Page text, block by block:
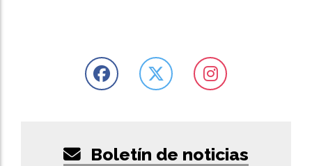
Boletín de noticias